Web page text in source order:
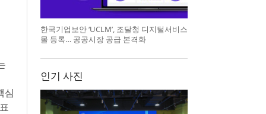
심
한국기업보안 ‘UCLM’, 조달청 디지털서비스
몰 등록… 공공시장 공급 본격화
인기 사진